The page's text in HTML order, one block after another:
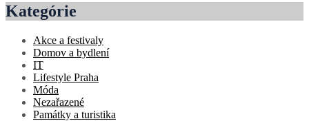
Kategórie
Akce a festivaly
Domov a bydlení
IT
Lifestyle Praha
Móda
Nezařazené
Památky a turistika